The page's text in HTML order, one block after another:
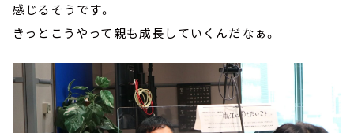
感じるそうです。
きっとこうやって親も成長していくんだなぁ。